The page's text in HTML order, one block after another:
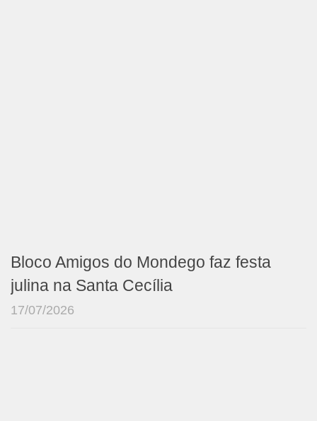
Bloco Amigos do Mondego faz festa
julina na Santa Cecília
17/07/2026